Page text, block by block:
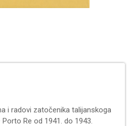
i radovi zatočenika talijanskoga
Re od 1941. do 1943.